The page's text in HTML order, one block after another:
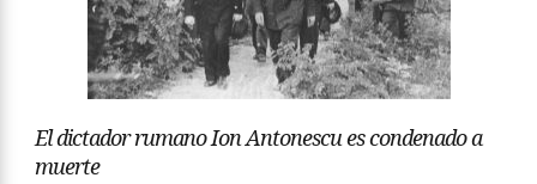
El dictador rumano Ion Antonescu es condenado a
muerte